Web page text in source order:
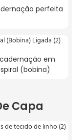
perfeita
em
(bobina)
Capa